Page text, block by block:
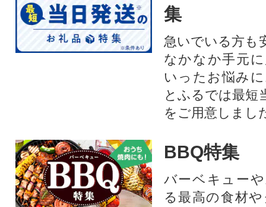
集
急いでいる方も
なかなか手元
いったお悩み
とふるでは最短
をご用意しまし
BBQ特集
バーベキュー
る最高の食材